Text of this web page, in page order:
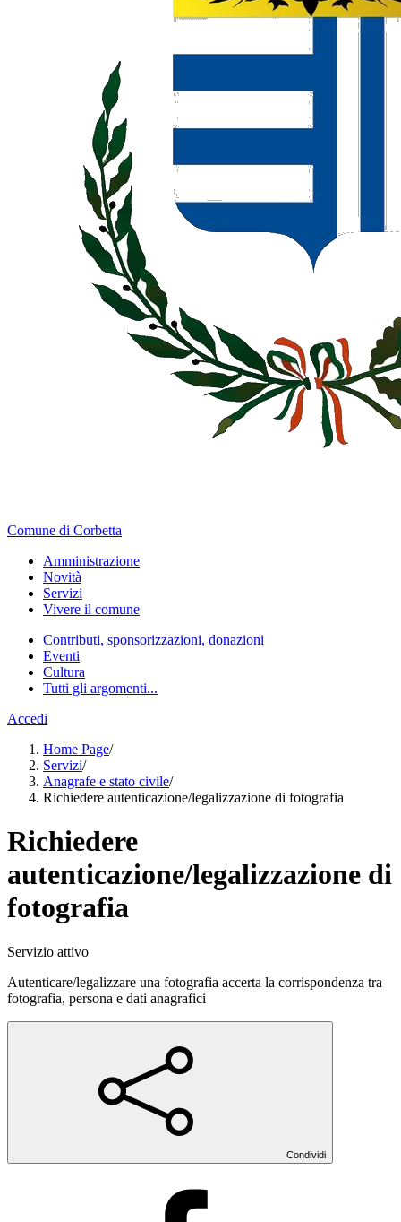
Comune di Corbetta
Amministrazione
Novità
Servizi
Vivere il comune
Contributi, sponsorizzazioni, donazioni
Eventi
Cultura
Tutti gli argomenti...
Accedi
Home Page/
Servizi/
Anagrafe e stato civile/
Richiedere autenticazione/legalizzazione di fotografia
Richiedere
autenticazione/legalizzazione di
fotografia
Servizio attivo
Autenticare/legalizzare una fotografia accerta la corrispondenza tra
fotografia, persona e dati anagrafici
Condividi